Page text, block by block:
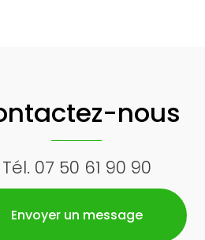
nous
Tél. 07 50 61 90 90
Envoyer un message